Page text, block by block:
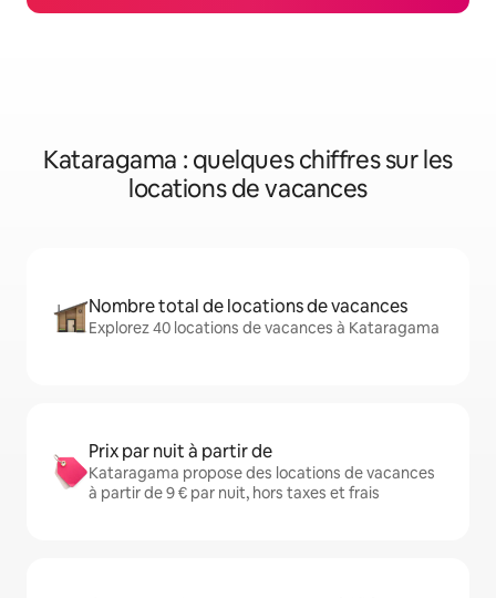
Kataragama : quelques chiffres sur les
locations de vacances
Nombre total de locations de vacances
Explorez 40 locations de vacances à Kataragama
Prix par nuit à partir de
Kataragama propose des locations de vacances
à partir de 9 € par nuit, hors taxes et frais